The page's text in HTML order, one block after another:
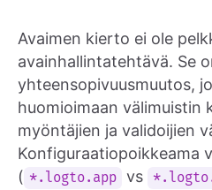
Avaimen kierto ei ole
avainhallintatehtävä. Se
yhteensopivuusmuutos,
huomioimaan välimuistin
myöntäjien ja validoijien
Konfiguraatiopoikkeama
( *.logto.app vs